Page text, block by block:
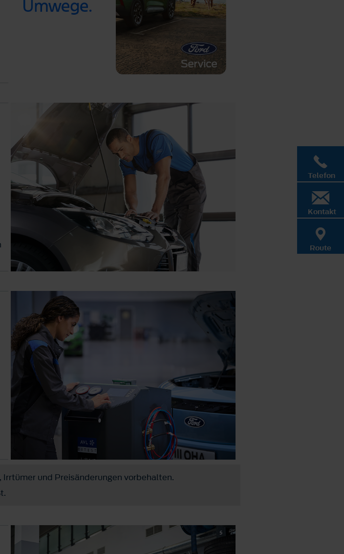
und Preisänderungen vorbehalten.
Telefon
Kontakt
Route